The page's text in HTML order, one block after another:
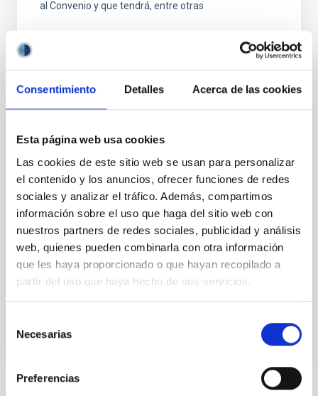
Consentimiento Detalles Acerca de las cookies
Esta página web usa cookies
Las cookies de este sitio web se usan para personalizar
el contenido y los anuncios, ofrecer funciones de redes
sociales y analizar el tráfico. Además, compartimos
información sobre el uso que haga del sitio web con
nuestros partners de redes sociales, publicidad y análisis
web, quienes pueden combinarla con otra información
que les haya proporcionado o que hayan recopilado a
partir del uso que haya hecho de sus servicios.
Necesarias
Preferencias
al Convenio y que tendrá, entre otras
MANTENIMIENTO GENERAL
OBSERVATORIOS (ORM-LA PALMA) - FIJO
LABORAL -PS-2026-031
Se convoca proceso selectivo para el ingreso, como
personal laboral fijo, de un puesto de trabajo con la
categoría profesional de Técnico/a Mantenimiento
General, acogido a Convenio y que tendrá